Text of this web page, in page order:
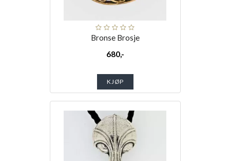
Bronse Brosje
680,-
KJØP